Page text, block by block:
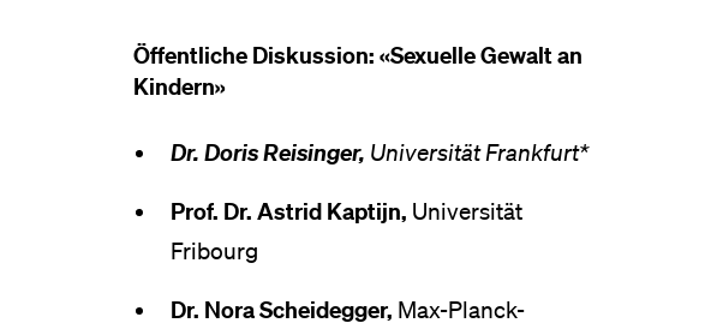
Öffentliche Diskussion: «Sexuelle Gewalt an
Kindern»
Dr. Doris Reisinger, Universität Frankfurt*
Prof. Dr. Astrid Kaptijn, Universität
Fribourg
Dr. Nora Scheidegger, Max-Planck-